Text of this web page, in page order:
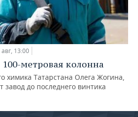
13:00
метровая колонна
химика Татарстана Олега Жогина,
завод до последнего винтика